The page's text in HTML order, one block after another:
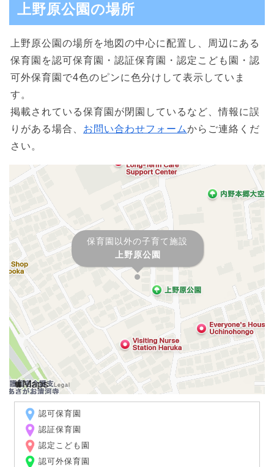
上野原公園の場所
上野原公園の場所を地図の中心に配置し、周辺にある
保育園を認可保育園・認証保育園・認定こども園・認
可外保育園で4色のピンに色分けして表示していま
す。
掲載されている保育園が閉園しているなど、情報に誤
りがある場合、 お問い合わせフォームからご連絡くだ
さい。
保育園以外の子育て施設
上野原公園
認可保育園
認証保育園
認定こども園
認可外保育園